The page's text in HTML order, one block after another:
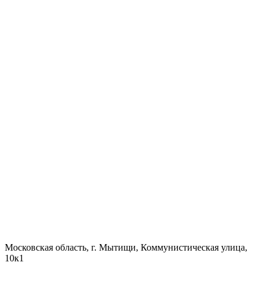
Московская область, г. Мытищи, Коммунистическая улица,
10к1